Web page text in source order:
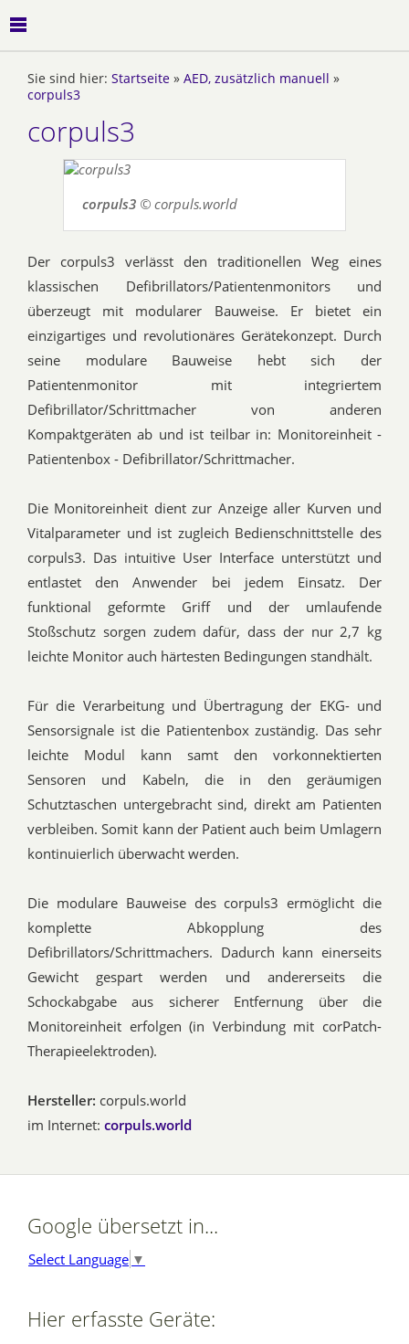
Sie sind hier: Startseite » AED, zusätzlich manuell »
corpuls3
corpuls3
corpuls3© corpuls.world
Der corpuls3 verlässt den traditionellen Weg eines
klassischen Defibrillators/Patientenmonitors und
überzeugt mit modularer Bauweise. Er bietet ein
einzigartiges und revolutionäres Gerätekonzept. Durch
seine modulare Bauweise hebt sich der
Patientenmonitor mit integriertem
Defibrillator/Schrittmacher von anderen
Kompaktgeräten ab und ist teilbar in: Monitoreinheit -
Patientenbox - Defibrillator/Schrittmacher.
Die Monitoreinheit dient zur Anzeige aller Kurven und
Vitalparameter und ist zugleich Bedienschnittstelle des
corpuls3. Das intuitive User Interface unterstützt und
entlastet den Anwender bei jedem Einsatz. Der
funktional geformte Griff und der umlaufende
Stoßschutz sorgen zudem dafür, dass der nur 2,7 kg
leichte Monitor auch härtesten Bedingungen standhält.
Für die Verarbeitung und Übertragung der EKG- und
Sensorsignale ist die Patientenbox zuständig. Das sehr
leichte Modul kann samt den vorkonnektierten
Sensoren und Kabeln, die in den geräumigen
Schutztaschen untergebracht sind, direkt am Patienten
verbleiben. Somit kann der Patient auch beim Umlagern
kontinuierlich überwacht werden.
Die modulare Bauweise des corpuls3 ermöglicht die
komplette Abkopplung des
Defibrillators/Schrittmachers. Dadurch kann einerseits
Gewicht gespart werden und andererseits die
Schockabgabe aus sicherer Entfernung über die
Monitoreinheit erfolgen (in Verbindung mit corPatch-
Therapieelektroden).
Hersteller: corpuls.world
im Internet: corpuls.world
Google übersetzt in...
Select Language ▼
Hier erfasste Geräte: